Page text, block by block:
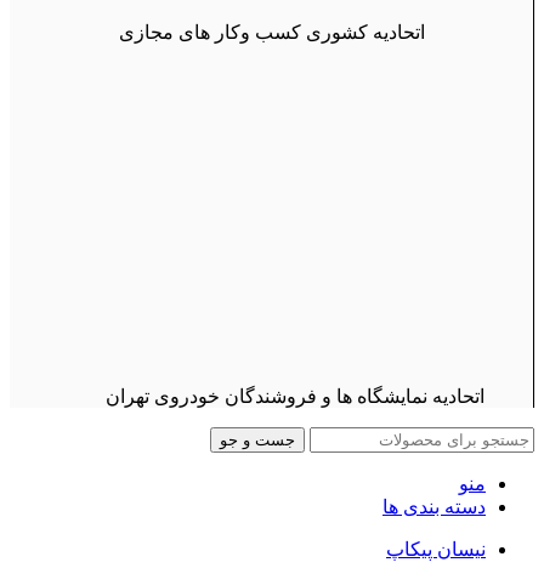
اتحادیه کشوری کسب وکار های مجازی
اتحادیه نمایشگاه ها و فروشندگان خودروی تهران
جست و جو
منو
دسته بندی ها
نیسان پیکاپ